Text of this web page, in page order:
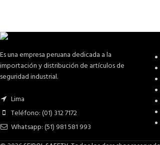
Es una empresa peruana dedicada a la
importación y distribución de artículos de
seguridad industrial.
Lima
Teléfono: (01) 312 7172
Whatsapp: (51) 981 581 993